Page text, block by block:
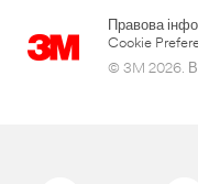
Правова
Cookie
© 3M 2026.